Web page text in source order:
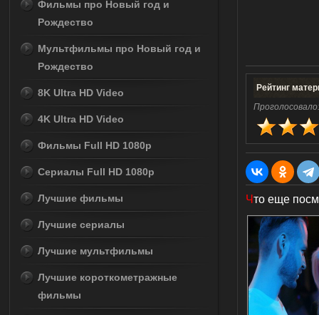
Рейтинг
Что еще
Фильмы про Новый год и
Рождество
Мультфильмы про Новый год и
Рождество
8K Ultra HD Video
4K Ultra HD Video
Фильмы Full HD 1080p
Сериалы Full HD 1080p
Лучшие фильмы
Лучшие сериалы
Лучшие мультфильмы
Лучшие короткометражные
фильмы